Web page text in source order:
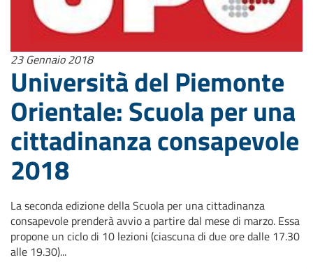
23 Gennaio 2018
Università del Piemonte
Orientale: Scuola per una
cittadinanza consapevole
2018
La seconda edizione della Scuola per una cittadinanza
consapevole prenderà avvio a partire dal mese di marzo. Essa
propone un ciclo di 10 lezioni (ciascuna di due ore dalle 17.30
alle 19.30)...